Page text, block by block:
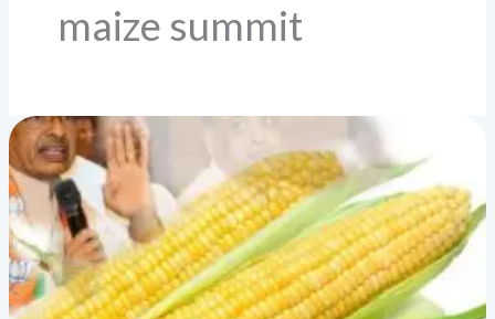
maize summit
मक्का
उत्पादन
और
उपभोग
बढ़ाने
की
दिशा